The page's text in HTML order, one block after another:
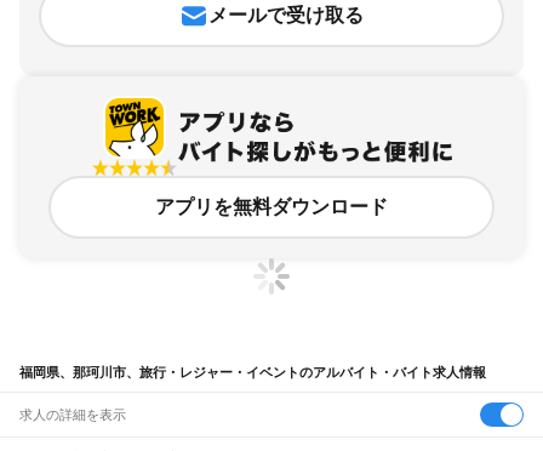
メールで受け取る
アプリを無料ダウンロード
福岡県、那珂川市、旅行・レジャー・イベントのアルバイト・バイト求人情報
求人の詳細を表示